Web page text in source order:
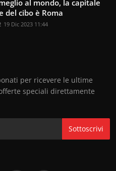
al mondo, la capitale
del cibo è Roma
19 Dic 2023 11:44
per ricevere le ultime
speciali direttamente
Sottoscrivi